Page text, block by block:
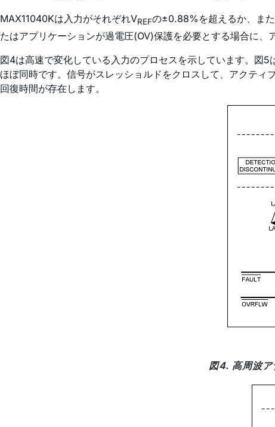
MAX11040Kは入力がそれぞれVREFの±0.88%を超えるか、ま
たはアプリケーションが過電圧(OV)保護を必要とする場合に、
図4は高速で変化している入力のプロセスを示しています。図
ほぼ同時です。信号がスレッショルドをクロスして、アクティ
回復時間が存在します。
図4. 高周波ア